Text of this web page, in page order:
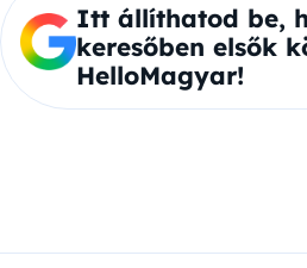
Itt állíthatod be,
keresőben elsők
HelloMagyar!